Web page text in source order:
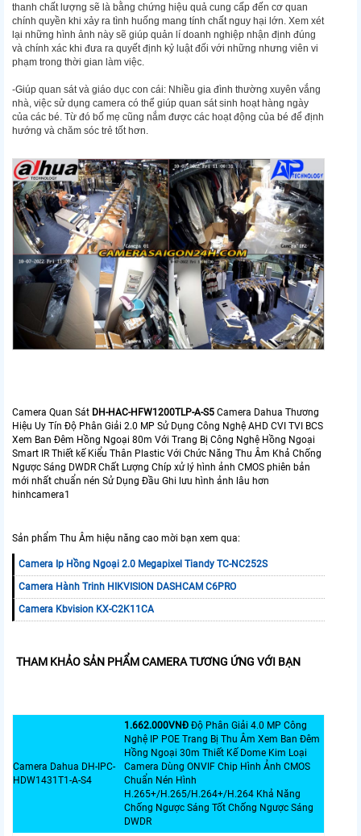
thanh chất lượng sẽ là bằng chứng hiệu quả cung cấp đến cơ quan
chính quyền khi xảy ra tình huống mang tính chất nguy hại lớn. Xem xét
lại những hình ảnh này sẽ giúp quản lí doanh nghiệp nhận định đúng
và chính xác khi đưa ra quyết định kỷ luật đối với những nhưng viên vi
phạm trong thời gian làm việc.
-Giúp quan sát và giáo dục con cái: Nhiều gia đình thường xuyên vắng
nhà, việc sử dụng camera có thể giúp quan sát sinh hoạt hàng ngày
của các bé. Từ đó bố mẹ cũng nắm được các hoạt động của bé để định
hướng và chăm sóc trẻ tốt hơn.
Camera Quan Sát DH-HAC-HFW1200TLP-A-S5 Camera Dahua Thương
Hiệu Uy Tín Độ Phân Giải 2.0 MP Sử Dụng Công Nghệ AHD CVI TVI BCS
Xem Ban Đêm Hồng Ngoại 80m Với Trang Bị Công Nghệ Hồng Ngoại
Smart IR Thiết kế Kiểu Thân Plastic Với Chức Năng Thu Âm Khả Chống
Ngược Sáng DWDR Chất Lượng Chíp xử lý hình ảnh CMOS phiên bản
mới nhất chuẩn nén Sử Dụng Đầu Ghi lưu hình ảnh lâu hơn
hinhcamera1
Sản phẩm Thu Âm hiệu năng cao mời bạn xem qua:
Camera Ip Hồng Ngoại 2.0 Megapixel Tiandy TC-NC252S
Camera Hành Trinh HIKVISION DASHCAM C6PRO
Camera Kbvision KX-C2K11CA
THAM KHẢO SẢN PHẨM CAMERA TƯƠNG ỨNG VỚI BẠN
Camera Dahua DH-IPC-
HDW1431T1-A-S4
1.662.000VNÐ Độ Phân Giải 4.0 MP Công
Nghệ IP POE Trang Bị Thu Âm Xem Ban Đêm
Hồng Ngoại 30m Thiết Kế Dome Kim Loại
Camera Dùng ONVIF Chip Hình Ảnh CMOS
Chuẩn Nén Hình
H.265+/H.265/H.264+/H.264 Khả Năng
Chống Ngược Sáng Tốt Chống Ngược Sáng
DWDR